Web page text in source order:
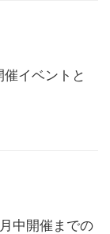
イベントと
中開催までの